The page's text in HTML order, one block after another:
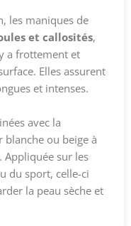
les maniques de
et callosités,
a frottement et
Elles assurent
et intenses.
avec la
blanche ou beige à
Appliquée sur les
du sport, celle-ci
la peau sèche et